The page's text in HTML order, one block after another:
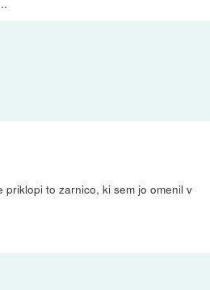
priklopi to zarnico, ki sem jo omenil v